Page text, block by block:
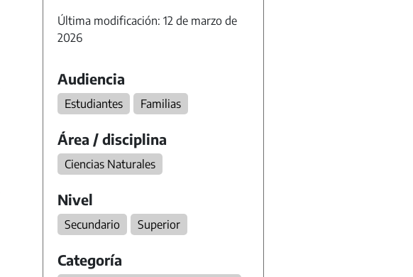
Última modificación: 12 de marzo de
2026
Audiencia
Estudiantes Familias
Área / disciplina
Ciencias Naturales
Nivel
Secundario Superior
Categoría